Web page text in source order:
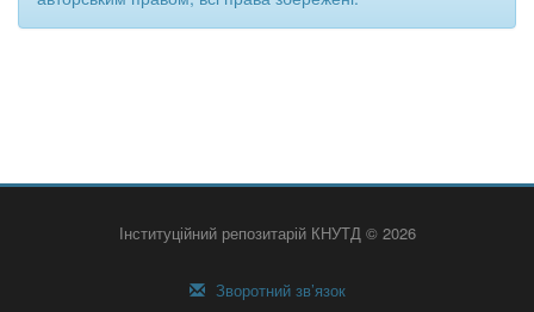
Інституційний репозитарій КНУТД © 2026
Зворотний зв’язок